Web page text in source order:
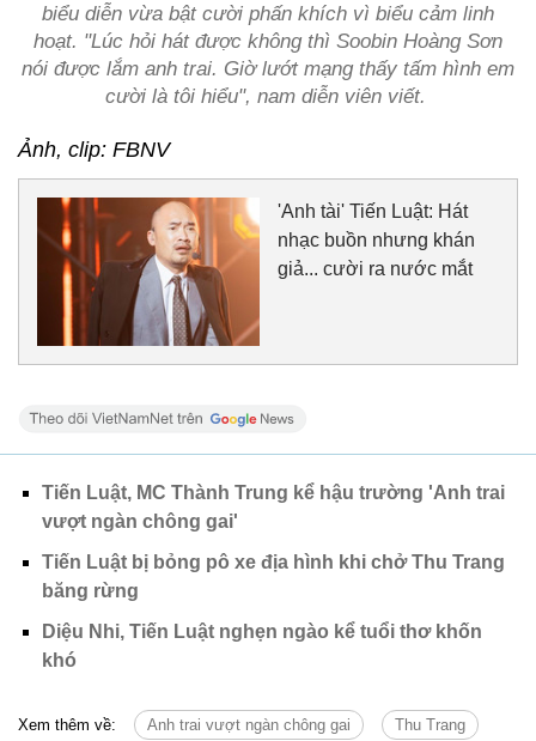
biểu diễn vừa bật cười phấn khích vì biểu cảm linh
hoạt. "Lúc hỏi hát được không thì Soobin Hoàng Sơn
nói được lắm anh trai. Giờ lướt mạng thấy tấm hình em
cười là tôi hiểu", nam diễn viên viết.
Ảnh, clip: FBNV
'Anh tài' Tiến Luật: Hát
nhạc buồn nhưng khán
giả... cười ra nước mắt
Tiến Luật, MC Thành Trung kể hậu trường 'Anh trai
vượt ngàn chông gai'
Tiến Luật bị bỏng pô xe địa hình khi chở Thu Trang
băng rừng
Diệu Nhi, Tiến Luật nghẹn ngào kể tuổi thơ khốn
khó
Xem thêm về: Anh trai vượt ngàn chông gai Thu Trang